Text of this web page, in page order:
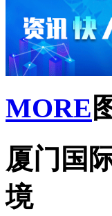
MORE
厦门国
境